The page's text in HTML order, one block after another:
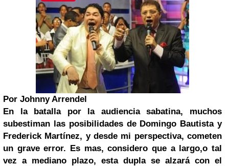
Por Johnny Arrendel
En la batalla por la audiencia sabatina, muchos
subestiman las posibilidades de Domingo Bautista y
Frederick Martínez, y desde mi perspectiva, cometen
un grave error. Es mas, considero que a largo,o tal
vez a mediano plazo, esta dupla se alzará con el